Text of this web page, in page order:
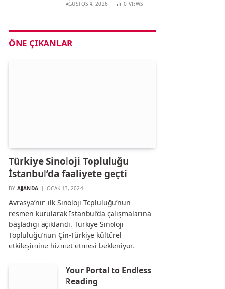
AĞUSTOS 4, 2026 0 VIEWS
ÖNE ÇIKANLAR
Türkiye Sinoloji Topluluğu
İstanbul’da faaliyete geçti
BY AJJANDA OCAK 13, 2024
Avrasya’nın ilk Sinoloji Topluluğu’nun
resmen kurularak İstanbul’da çalışmalarına
başladığı açıklandı. Türkiye Sinoloji
Topluluğu’nun Çin-Türkiye kültürel
etkileşimine hizmet etmesi bekleniyor.
Your Portal to Endless
Reading